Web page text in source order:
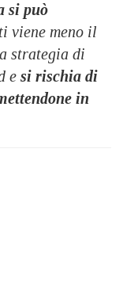
si può
viene meno il
strategia di
e si rischia di
in